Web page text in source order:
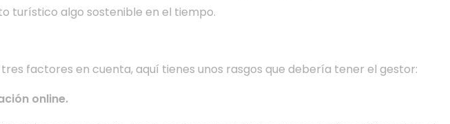
turístico algo sostenible en el tiempo.
factores en cuenta, aquí tienes unos rasgos que debería tener el gestor:
online.